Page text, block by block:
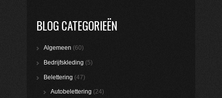
BLOG CATEGORIEËN
Algemeen (60)
Bedrijfskleding (5)
Belettering (47)
Autobelettering (24)